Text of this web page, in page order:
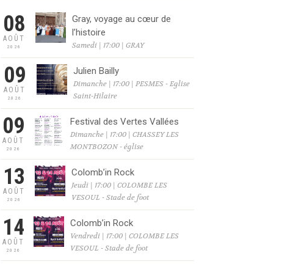
08
AOÛT
2026
Gray, voyage au cœur de
l’histoire
Samedi | 17:00 | GRAY
09
AOÛT
2026
Julien Bailly
Dimanche | 17:00 | PESMES - Eglise
Saint-Hilaire
09
AOÛT
2026
Festival des Vertes Vallées
Dimanche | 17:00 | CHASSEY LES
MONTBOZON - église
13
AOÛT
2026
Colomb’in Rock
Jeudi | 17:00 | COLOMBE LES
VESOUL - Stade de foot
14
AOÛT
2026
Colomb’in Rock
Vendredi | 17:00 | COLOMBE LES
VESOUL - Stade de foot